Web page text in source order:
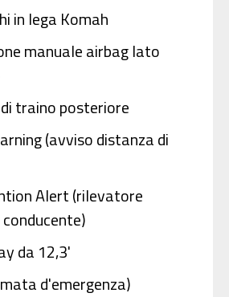
in lega Komah
manuale airbag lato
traino posteriore
(avviso distanza di
Alert (rilevatore
da 12,3'
d'emergenza)